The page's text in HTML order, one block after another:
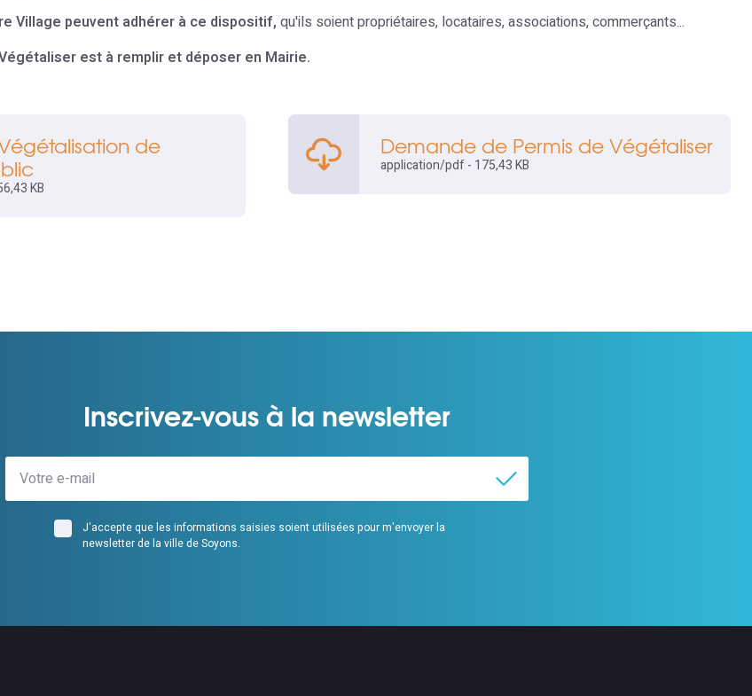
Village peuvent adhérer à ce dispositif, qu'ils soient propriétaires, locataires, associations, commerçants...
est à remplir et déposer en Mairie.
de
KB
Demande de Permis de Végétaliser
application/pdf - 175,43 KB
Inscrivez-vous à la newsletter
J'accepte que les informations saisies soient utilisées pour m'envoyer la
newsletter de la ville de Soyons.